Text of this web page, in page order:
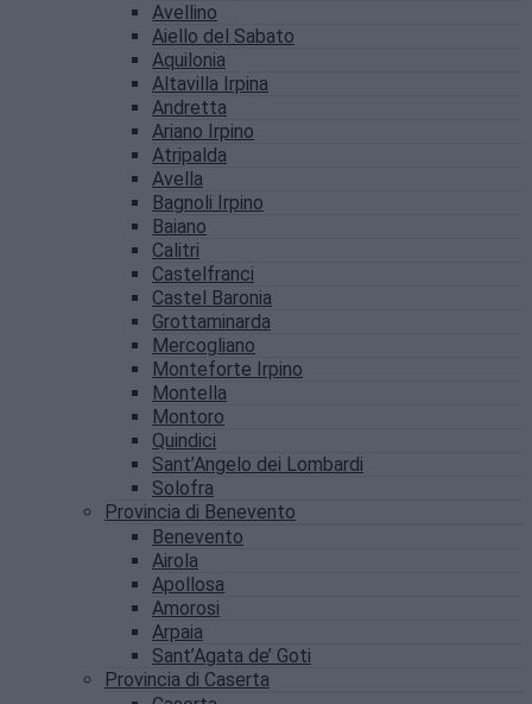
Avellino
Aiello del Sabato
Aquilonia
Altavilla Irpina
Andretta
Ariano Irpino
Atripalda
Avella
Bagnoli Irpino
Baiano
Calitri
Castelfranci
Castel Baronia
Grottaminarda
Mercogliano
Monteforte Irpino
Montella
Montoro
Quindici
Sant’Angelo dei Lombardi
Solofra
Provincia di Benevento
Benevento
Airola
Apollosa
Amorosi
Arpaia
Sant’Agata de’ Goti
Provincia di Caserta